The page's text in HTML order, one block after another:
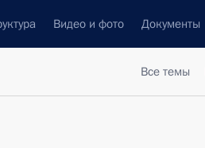
Видео и фото Документы
Все темы